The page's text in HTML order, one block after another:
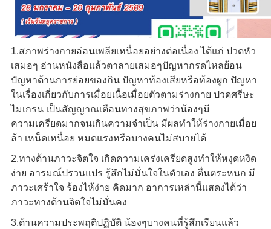
1.สภาพร่างกายอ่อนเพลียเหนื่อยอย่างต่อเนื่อง ได้แก่ ปวดหัว
เสมอๆ อ่านหนังสือแล้วตาลายเสมอๆปัญหากรดไหลย้อน
ปัญหาด้านการย่อยของกิน ปัญหาท้องเสียหรือท้องผูก ปัญหา
ในเรื่องเกี่ยวกับการเมื่อยเนื้อเมื่อยตัวตามร่างกาย ปวดศรีษะ
ไมเกรน เป็นสัญญาณเตือนทางสุขภาพว่าน้องๆมี
ความเครียดมากจนเกินความจำเป็น มีผลทำให้ร่างกายเมื่อย
ล้า เหน็ดเหนื่อย หมดแรงหรือบางคนไม่สบายได้
2.ทางด้านภาวะจิตใจ เกิดความเคร่งเครียดสูงทำให้หงุดหงิด
ง่าย อารมณ์ปรวนแปร รู้สึกไม่มั่นใจในตัวเอง ตื่นตระหนก มี
ภาวะเศร้าใจ ร้องไห้ง่าย คิดมาก อาการเหล่านี้แสดงได้ว่า
ภาวะทางด้านจิตใจไม่มั่นคง
3.ด้านความประพฤติปฏิบัติ น้องๆบางคนที่รู้สึกเรียนแล้ว